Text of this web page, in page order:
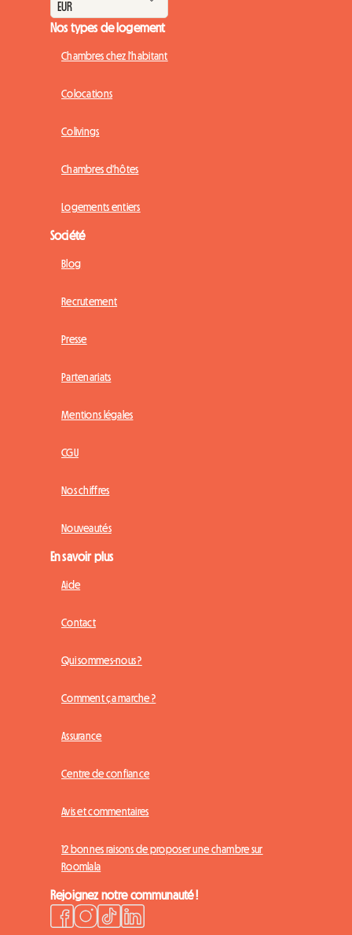
Nos types de logement
Chambres chez l'habitant
Colocations
Colivings
Chambres d'hôtes
Logements entiers
Société
Blog
Recrutement
Presse
Partenariats
Mentions légales
CGU
Nos chiffres
Nouveautés
En savoir plus
Aide
Contact
Qui sommes-nous ?
Comment ça marche ?
Assurance
Centre de confiance
Avis et commentaires
12 bonnes raisons de proposer une chambre sur
Roomlala
Rejoignez notre communauté !